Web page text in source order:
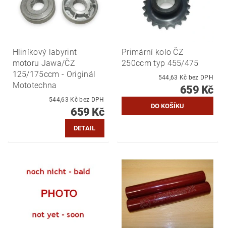
Hliníkový labyrint
motoru Jawa/ČZ
125/175ccm - Originál
Mototechna
544,63 Kč bez DPH
659 Kč
DETAIL
Primární kolo ČZ
250ccm typ 455/475
544,63 Kč bez DPH
659 Kč